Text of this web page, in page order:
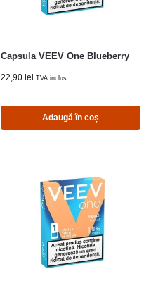
Capsula VEEV One Blueberry
22,90 lei TVA inclus
Adaugă în coș